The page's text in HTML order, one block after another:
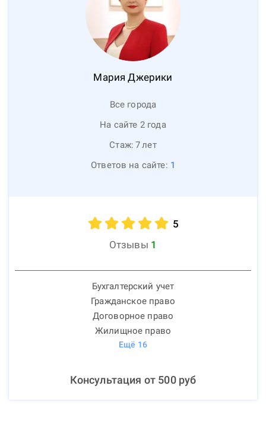
Мария Джерики
Все города
На сайте 2 года
Стаж: 7лет
Ответов на сайте: 1
5
Отзывы 1
Бухгалтерский учет
Гражданское право
Договорное право
Жилищное право
Ещё 16
Консультация от 500руб